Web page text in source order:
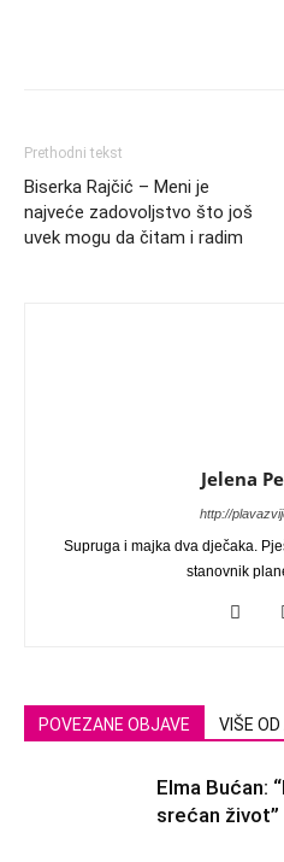
Prethodni tekst
Biserka Rajčić – Meni je
najveće zadovoljstvo što još
uvek mogu da čitam i radim
Jelena
http://
Supruga i majka dva dječaka.
stanovnik
POVEZANE OBJAVE VIŠE
Elma Bućan:
srećan život”